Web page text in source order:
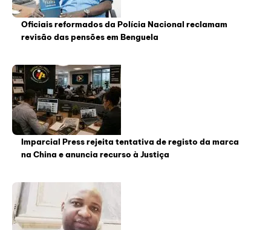
Oficiais reformados da Polícia Nacional reclamam
revisão das pensões em Benguela
Imparcial Press rejeita tentativa de registo da marca
na China e anuncia recurso à Justiça